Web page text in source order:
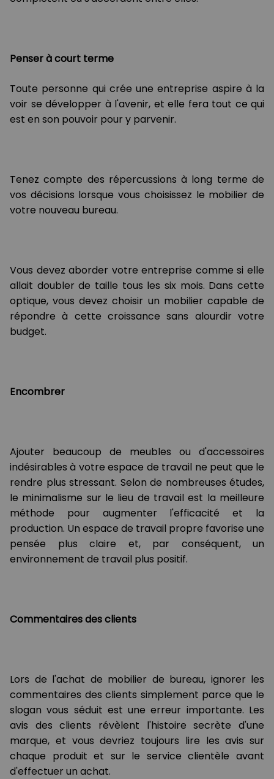
Penser à court terme
Toute personne qui crée une entreprise aspire à la
voir se développer à l'avenir, et elle fera tout ce qui
est en son pouvoir pour y parvenir.
Tenez compte des répercussions à long terme de
vos décisions lorsque vous choisissez le mobilier de
votre nouveau bureau.
Vous devez aborder votre entreprise comme si elle
allait doubler de taille tous les six mois. Dans cette
optique, vous devez choisir un mobilier capable de
répondre à cette croissance sans alourdir votre
budget.
Encombrer
Ajouter beaucoup de meubles ou d'accessoires
indésirables à votre espace de travail ne peut que le
rendre plus stressant. Selon de nombreuses études,
le minimalisme sur le lieu de travail est la meilleure
méthode pour augmenter l'efficacité et la
production. Un espace de travail propre favorise une
pensée plus claire et, par conséquent, un
environnement de travail plus positif.
Commentaires des clients
Lors de l'achat de mobilier de bureau, ignorer les
commentaires des clients simplement parce que le
slogan vous séduit est une erreur importante. Les
avis des clients révèlent l'histoire secrète d'une
marque, et vous devriez toujours lire les avis sur
chaque produit et sur le service clientèle avant
d'effectuer un achat.